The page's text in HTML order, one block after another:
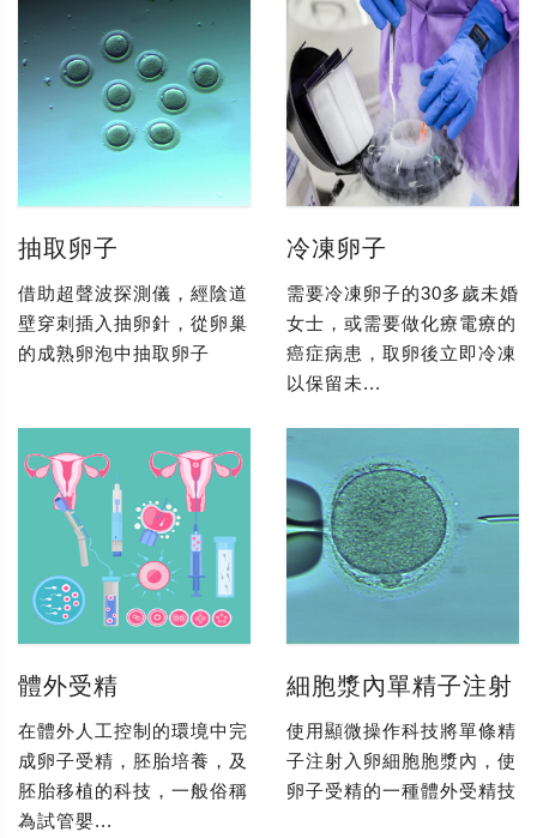
抽取卵子
借助超聲波探測儀，經陰道
壁穿刺插入抽卵針，從卵巢
的成熟卵泡中抽取卵子
冷凍卵子
需要冷凍卵子的30多歲未婚
女士，或需要做化療電療的
癌症病患，取卵後立即冷凍
以保留未...
體外受精
在體外人工控制的環境中完
成卵子受精，胚胎培養，及
胚胎移植的科技，一般俗稱
為試管嬰...
細胞漿內單精子注射
使用顯微操作科技將單條精
子注射入卵細胞胞漿內，使
卵子受精的一種體外受精技